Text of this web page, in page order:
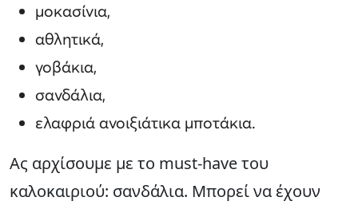
μοκασίνια,
αθλητικά,
γοβάκια,
σανδάλια,
ελαφριά ανοιξιάτικα μποτάκια.
Ας αρχίσουμε με το must-have του
καλοκαιριού: σανδάλια. Μπορεί να έχουν